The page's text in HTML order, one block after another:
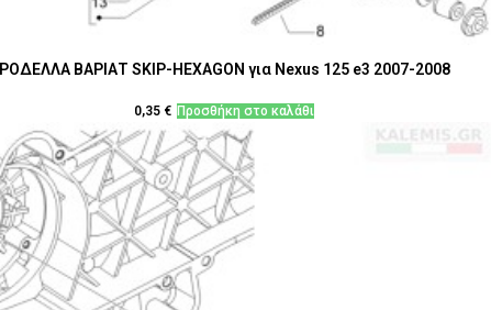
ΡΟΔΕΛΛΑ ΒΑΡΙΑΤ SKIP-HEXAGON για Nexus 125 e3 2007-2008
0,35 € Προσθήκη στο καλάθι